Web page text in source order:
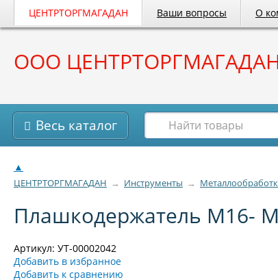
ЦЕНТРТОРГМАГАДАН Ваши вопросы О
ООО
Весь каталог
▲
ЦЕНТРТОРГМАГАДАН → Инструменты →
Плашкодержатель М16-
Артикул: УТ-00002042
Добавить в избранное
Добавить к сравнению